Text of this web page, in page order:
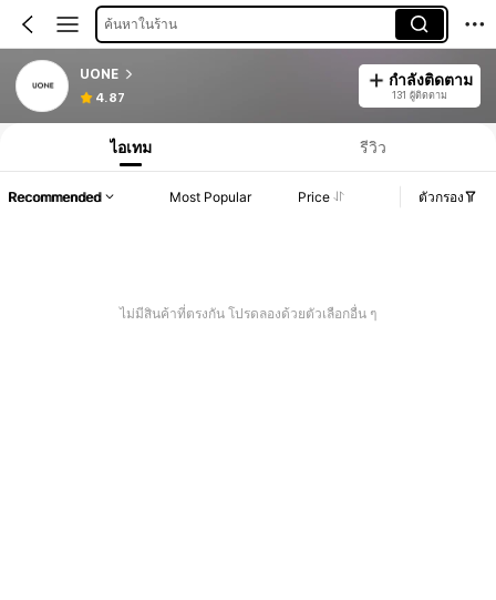
ค้นหาในร้าน
UONE
4.87
กำลังติดตาม
131 ผู้ติดตาม
ไอเทม รีวิว
Recommended Most Popular Price ตัวกรอง
ไม่มีสินค้าที่ตรงกัน โปรดลองด้วยตัวเลือกอื่น ๆ